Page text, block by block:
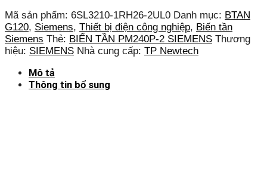
Mã sản phẩm: 6SL3210-1RH26-2UL0 Danh mục: BTAN
G120, Siemens, Thiết bị điện công nghiệp, Biến tần
Siemens Thẻ: BIẾN TẦN PM240P-2 SIEMENS Thương
hiệu: SIEMENS Nhà cung cấp: TP Newtech
Mô tả
Thông tin bổ sung